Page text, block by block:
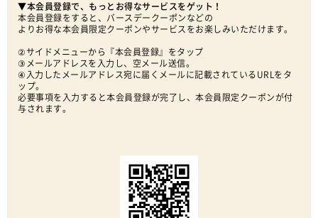
▼本会員登録で、もっとお得なサービスをゲット！
本会員登録をすると、バースデークーポンなどの
よりお得な本会員限定クーポンやサービスをお楽しみいただけます。
②サイドメニューから『本会員登録』をタップ
③メールアドレスを入力し、空メール送信。
④入力したメールアドレス宛に届くメールに記載されているURLをタ
ップ。
必要事項を入力すると本会員登録が完了し、本会員限定クーポンが付
与されます。